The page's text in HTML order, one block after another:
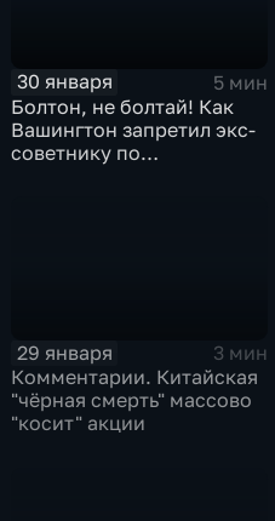
30 января
5 мин
Болтон, не болтай! Как
Вашингтон запретил экс-
советнику по
29 января
3 мин
Комментарии. Китайская
"чёрная смерть" массово
"косит" акции